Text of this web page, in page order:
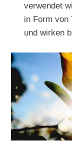
verwendet
in Form von
und wirken